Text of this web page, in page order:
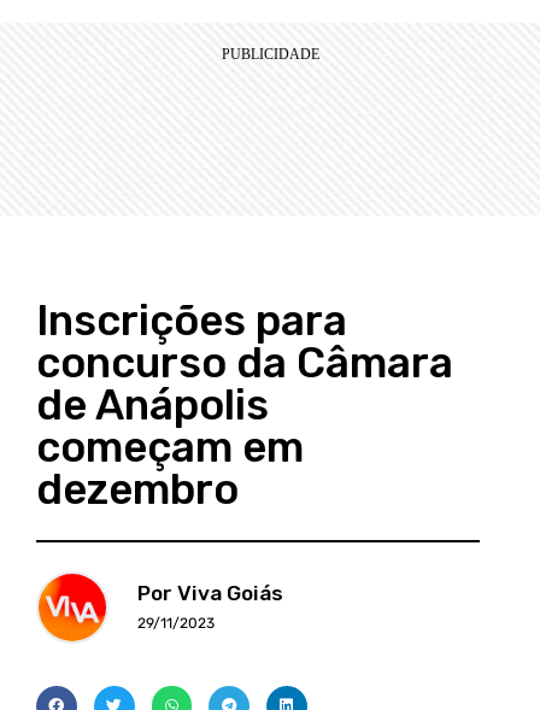
Inscrições para
concurso da Câmara
de Anápolis
começam em
dezembro
Por Viva Goiás
29/11/2023